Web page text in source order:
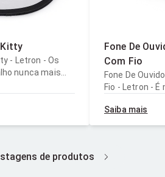
Kitty
- Letron - Os
nunca mais
para
ganha em
ele possui
Fone De
Com Fio
Fone De
Fio - Letron -
playlist com o
Kitty da Letron. Além de vir com
a melhor
Saiba mais
de produtos